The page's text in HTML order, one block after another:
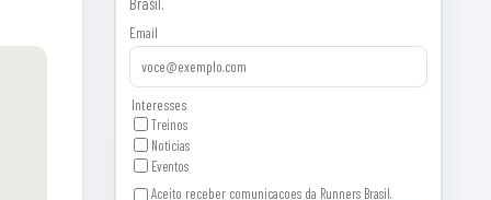
Email
Interesses
Treinos
Noticias
Eventos
Aceito receber comunicacoes da Runners Brasil.